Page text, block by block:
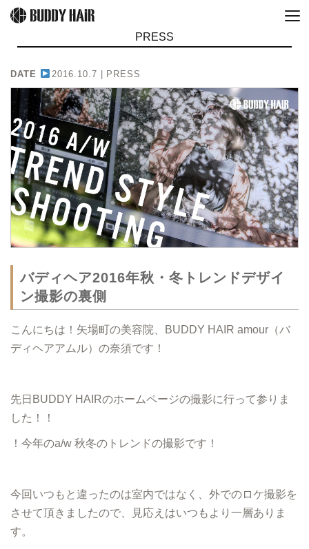
PRESS
DATE 2016.10.7 | PRESS
バディヘア2016年秋・冬トレンドデザイ
ン撮影の裏側
こんにちは！矢場町の美容院、BUDDY HAIR amour（バ
ディヘアアムル）の奈須です！
先日BUDDY HAIRのホームページの撮影に行って参りま
した！！
！今年のa/w 秋冬のトレンドの撮影です！
今回いつもと違ったのは室内ではなく、外でのロケ撮影を
させて頂きましたので、見応えはいつもより一層ありま
す。